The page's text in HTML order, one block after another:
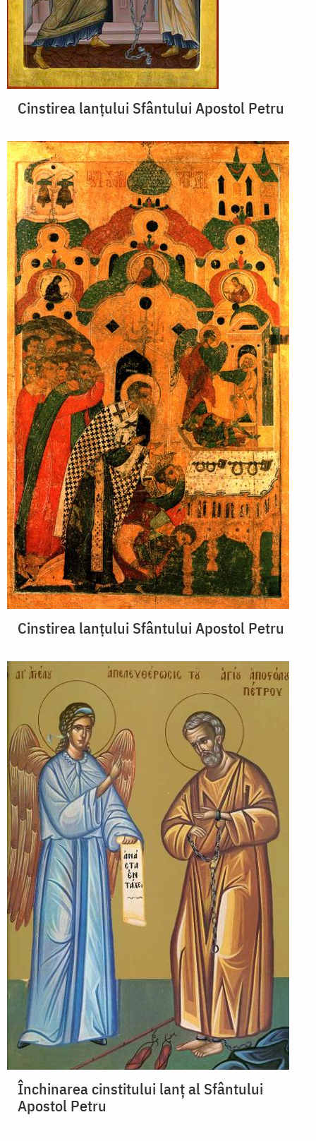
Cinstirea lanțului Sfântului Apostol Petru
Cinstirea lanțului Sfântului Apostol Petru
Închinarea cinstitului lanț al Sfântului
Apostol Petru